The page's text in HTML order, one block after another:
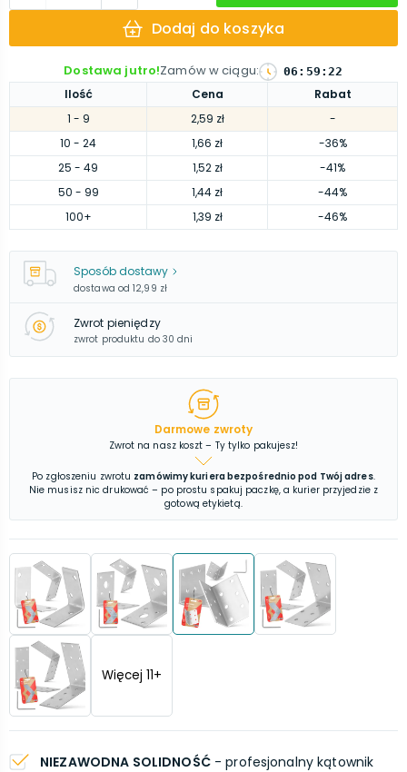
Ilość Cena
Rabat
1 - 9 2,59 zł
-
10 - 24 1,66 zł
-36%
25 - 49 1,52 zł
-41%
50 - 99 1,44 zł
-44%
100+ 1,39 zł -46%
Dodaj do koszyka
Dostawa jutro!Zamów w ciągu: 06 : 59 :21
Sposób dostawy
dostawa od 12,99 zł
Zwrot pieniędzy
zwrot produktu do 30 dni
Darmowe zwroty
Zwrot na nasz koszt – Ty tylko pakujesz!
Po zgłoszeniu zwrotu zamówimy kuriera bezpośrednio pod Twój adres.
Nie musisz nic drukować – po prostu spakuj paczkę, a kurier przyjedzie z
gotową etykietą.
Więcej 11+
NIEZAWODNA SOLIDNOŚĆ- profesjonalny kątownik